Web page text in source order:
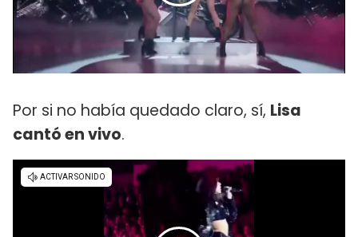
Por si no había quedado claro, sí, Lisa
cantó en vivo.